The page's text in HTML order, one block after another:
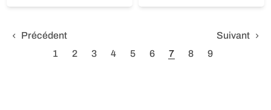
Ajouter au panier
Ajouter au panier
Précédent
1
2 3 4 5 6 7 8 9
Suivant